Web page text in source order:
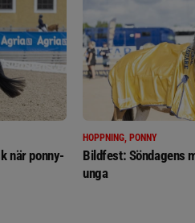
när ponny-
HOPPNING, PONNY
Bildfest: Söndagens
unga